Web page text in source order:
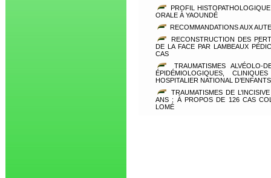
PROFIL
ORALE À YAOUNDÉ
RECOMMANDATIONS AUX
RECONSTRUCTION DES
DE LA FACE PAR LAMBEAUX
CAS
TRAUMATISMES ALVÉOLO-
ÉPIDÉMIOLOGIQUES,
HOSPITALIER NATIONAL
TRAUMATISMES DE
ANS : À PROPOS DE 126 CAS
LOMÉ